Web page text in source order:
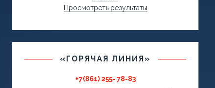
Просмотреть результаты
«ГОРЯЧАЯ ЛИНИЯ»
+7(861) 255- 78-83